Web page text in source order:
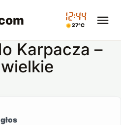
12:44
27°C
Karpacza –